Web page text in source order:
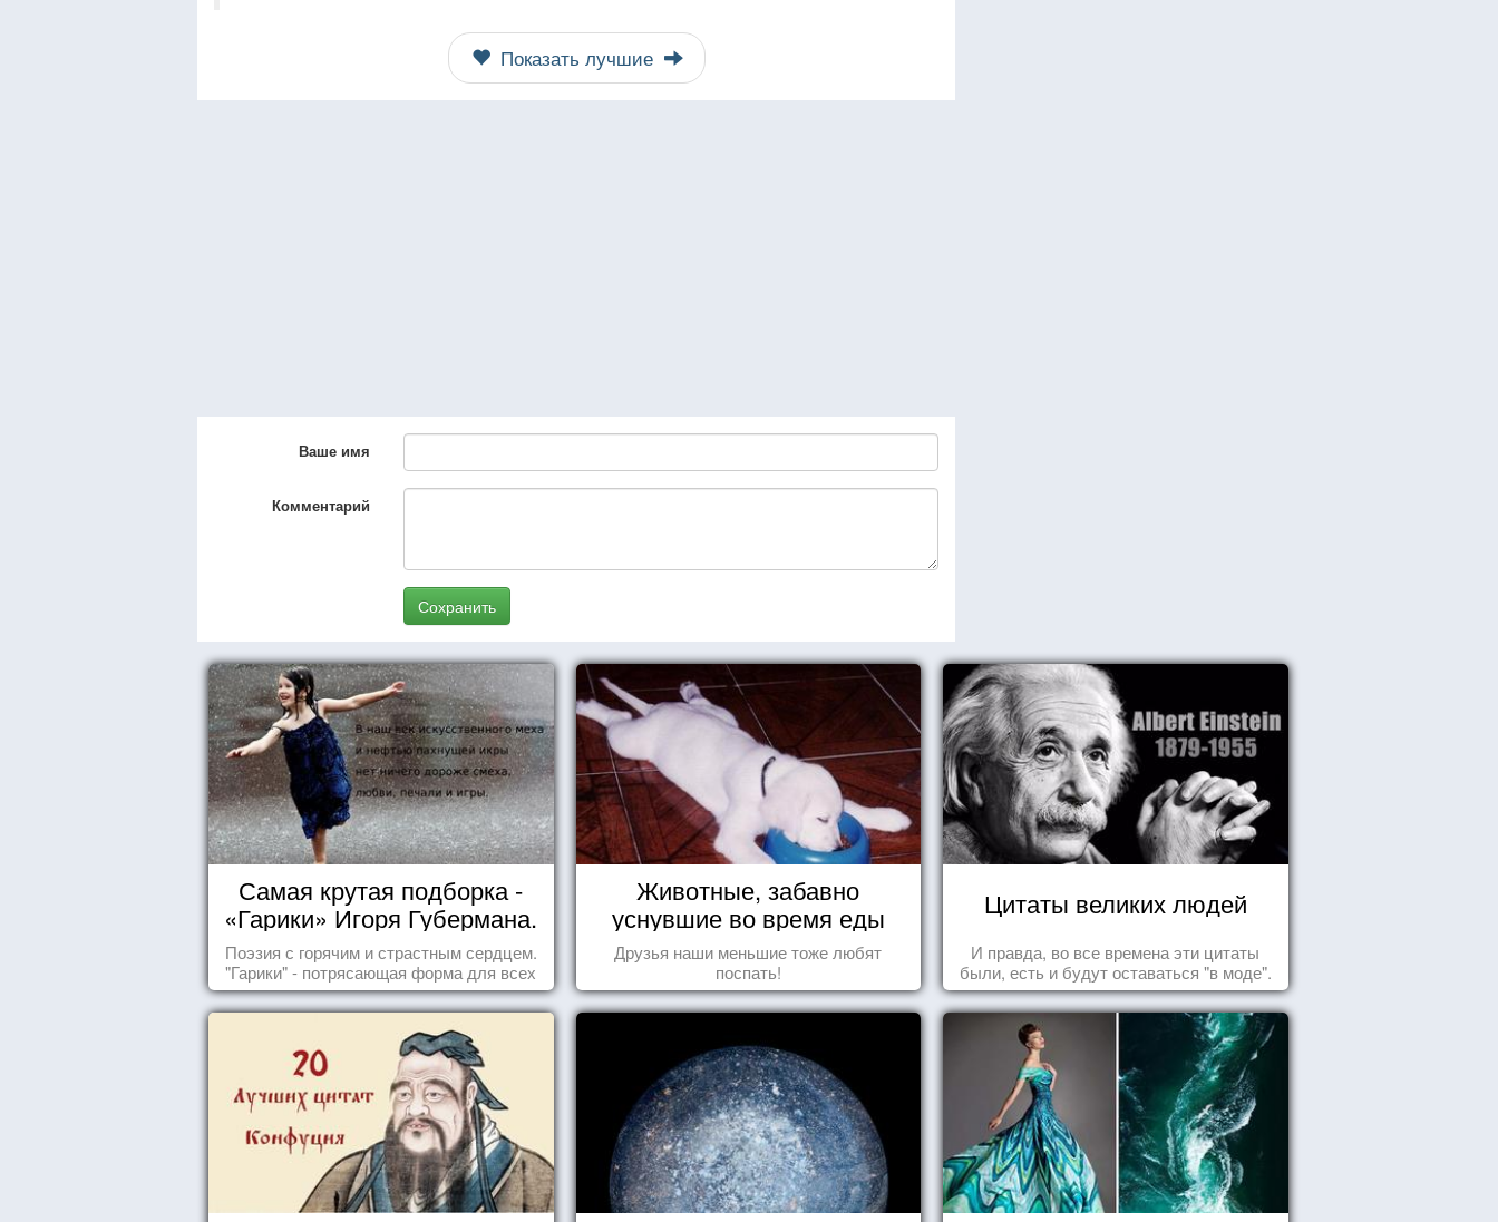
Показать лучшие
Ваше имя
Комментарий
Сохранить
Самая крутая подборка -
«Гарики» Игоря Губермана.
Читайте, получайте
удовольствие!
Поэзия с горячим и страстным сердцем.
"Гарики" - потрясающая форма для всех
случаев жизни.
Животные, забавно
уснувшие во время еды
Друзья наши меньшие тоже любят
поспать!
Цитаты великих людей
И правда, во все времена эти цитаты
были, есть и будут оставаться "в моде".